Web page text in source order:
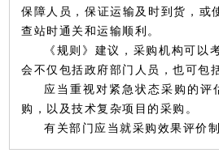
保障人员，保证运输及时到货，或
查站时通关和运输顺利。
《规则》建议，采购机构可
会不仅包括政府部门人员，也可包
应当重视对紧急状态采购的
购，以及技术复杂项目的采购。
有关部门应当就采购效果评价